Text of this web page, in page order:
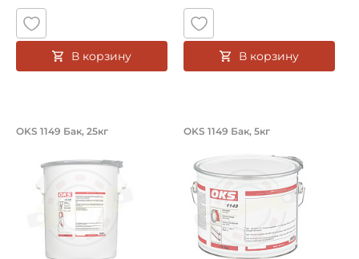
В корзину В корзину
Силиконовая долговременная
OKS 1149 Бак, 25кг Силиконовая
OKS 1149 Бак, 5кг